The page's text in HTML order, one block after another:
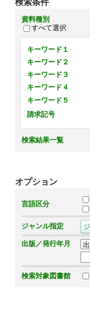
検索条件
資料種別
すべて選択
キーワード１
キーワード２
キーワード３
キーワード４
キーワード５
請求記号
検索結果一覧
オプション
言語区分
ジャンル指定
出版／発行年月
検索対象図書館